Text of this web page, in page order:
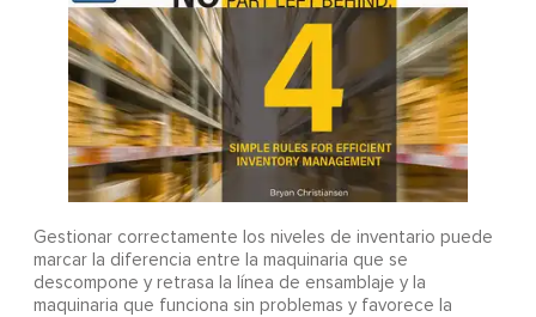
Gestionar correctamente los niveles de inventario puede
marcar la diferencia entre la maquinaria que se
descompone y retrasa la línea de ensamblaje y la
maquinaria que funciona sin problemas y favorece la